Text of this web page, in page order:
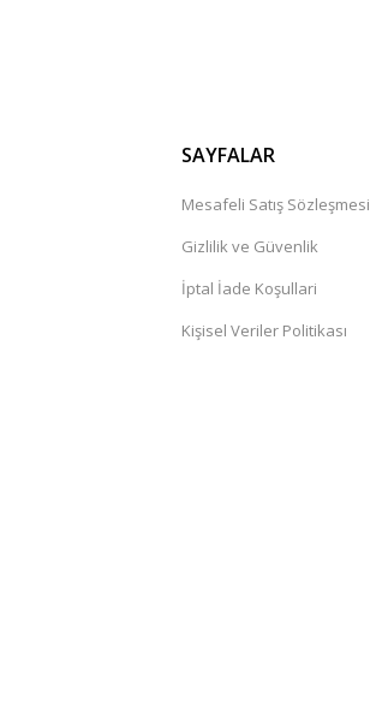
SAYFALAR
Mesafeli Satış Sözleşmesi
Gizlilik ve Güvenlik
İptal İade Koşullari
Kişisel Veriler Politikası